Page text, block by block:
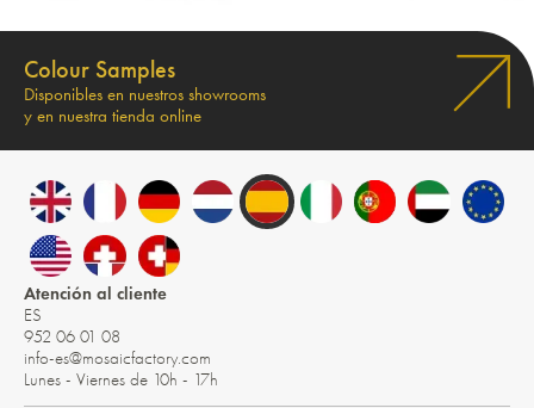
Colour Samples
Disponibles en nuestros showrooms
y en nuestra tienda online
Atención al cliente
ES
952 06 01 08
info-es@mosaicfactory.com
Lunes - Viernes de 10h - 17h